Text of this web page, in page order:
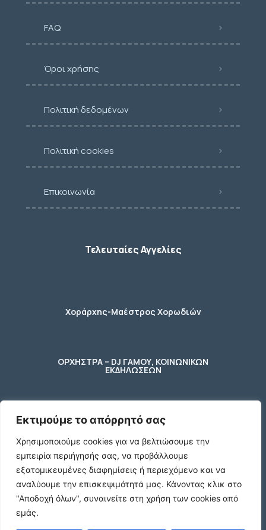
Εκτιμούμε το απόρρητό σας
Χρησιμοποιούμε cookies για να βελτιώσουμε την
εμπειρία περιήγησής σας, να προβάλλουμε
εξατομικευμένες διαφημίσεις ή περιεχόμενο και να
αναλύουμε την επισκεψιμότητά μας. Κάνοντας κλικ στο
"Αποδοχή όλων", συναινείτε στη χρήση των cookies από
εμάς.
FAQ
Όροι χρήσης
Πολιτική δεδομένων
Πολιτική cookies
Επικοινωνία
Τελευταίες Αγγελίες
Χοράρχης-Μαέστρος Χορωδιών
ΟΡΧΗΣΤΡΑ – DJ ΓΑΜΟΥ, ΚΟΙΝΩΝΙΚΩΝ
ΕΚΔΗΛΩΣΕΩΝ
φύλακας – κηπουρος
2 Ποτήρια μπύρας ενός λίτρου (1 L)
γυάλινα με χερούλι
€10